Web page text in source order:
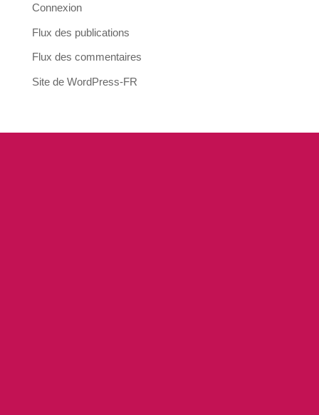
Connexion
Flux des publications
Flux des commentaires
Site de WordPress-FR